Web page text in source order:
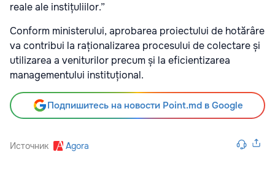
reale ale instițuliilor.”
Conform ministerului, aprobarea proiectului de hotărâre
va contribui la raționalizarea procesului de colectare și
utilizarea a veniturilor precum și la eficientizarea
managementului instituțional.
Подпишитесь на новости Point.md в Google
Источник Agora